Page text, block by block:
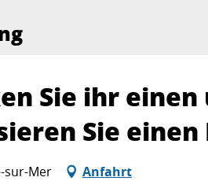
Sie ihr
Sie einen
sur-Mer Anfahrt